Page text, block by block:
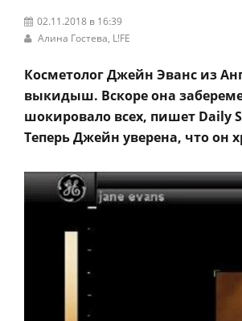
02.11.2018 в 16:39
Алина Гостева, L!FE
Косметолог Джейн Эванс из
выкидыш. Вскоре она
шокировало всех, пишет Daily
Теперь Джейн уверена, что он